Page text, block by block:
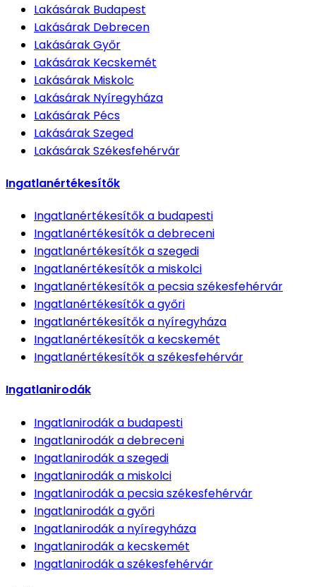
Lakásárak Budapest
Lakásárak Debrecen
LakásárakGyőr
Lakásárak Kecskemét
Lakásárak Miskolc
Lakásárak Nyíregyháza
Lakásárak Pécs
LakásárakSzeged
LakásárakSzékesfehérvár
Ingatlanértékesítők
Ingatlanértékesítőka budapesti
Ingatlanértékesítőka debreceni
Ingatlanértékesítőka szegedi
Ingatlanértékesítőka miskolci
Ingatlanértékesítőka pecsia székesfehérvár
Ingatlanértékesítőka győri
Ingatlanértékesítőka nyíregyháza
Ingatlanértékesítőka kecskemét
Ingatlanértékesítőka székesfehérvár
Ingatlanirodák
Ingatlanirodáka budapesti
Ingatlanirodáka debreceni
Ingatlanirodáka szegedi
Ingatlanirodáka miskolci
Ingatlanirodáka pecsia székesfehérvár
Ingatlanirodáka győri
Ingatlanirodáka nyíregyháza
Ingatlanirodáka kecskemét
Ingatlanirodáka székesfehérvár